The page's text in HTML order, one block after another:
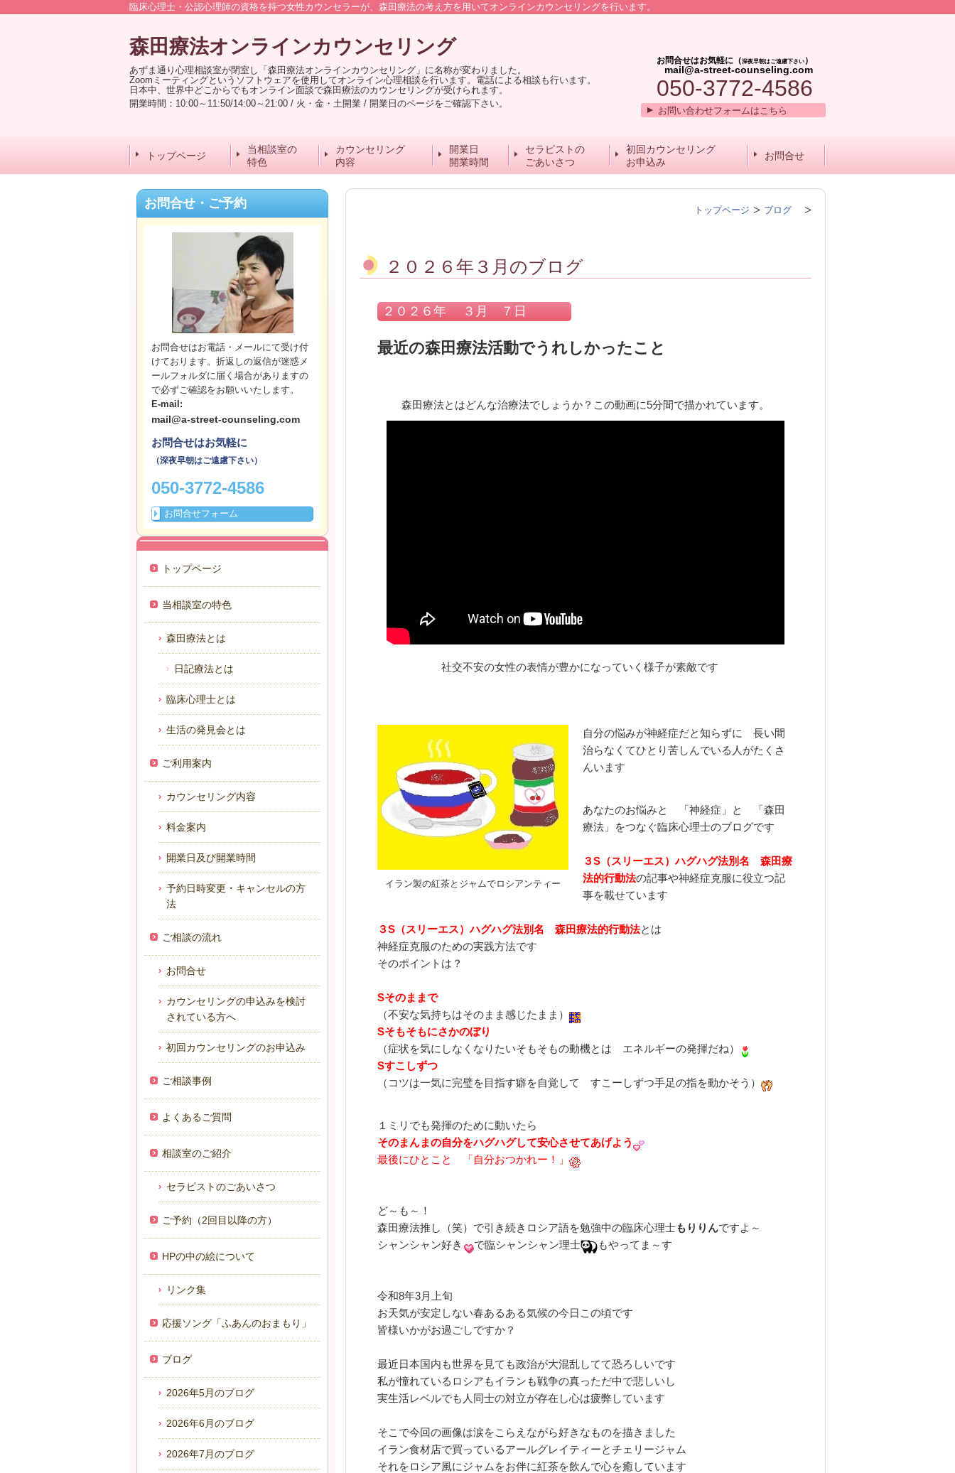
臨床心理士・公認心理師の資格を持つ女性カウンセラーが、森田療法の考え方を用いてオンラインカウンセリングを行います。
森田療法オンラインカウンセリング
あずま通り心理相談室が閉室し「森田療法オンラインカウンセリング」に名称が変わりました。
Zoomミーティングというソフトウェアを使用してオンライン心理相談を行います。電話による相談も行います。
日本中、世界中どこからでもオンライン面談で森田療法のカウンセリングが受けられます。
開業時間：10:00～11:50/14:00～21:00 / 火・金・土開業 / 開業日のページをご確認下さい。
お問合せはお気軽に（深夜早朝はご遠慮下さい）
mail@a-street-counseling.com
050-3772-4586
お問い合わせフォームはこちら
トップページ
当相談室の
特色
カウンセリング
内容
開業日
開業時間
セラピストの
ごあいさつ
初回カウンセリング
お申込み
お問合せ
トップページ ブログ
２０２６年３月のブログ
２０２６年 ３月 ７日
最近の森田療法活動でうれしかったこと
森田療法とはどんな治療法でしょうか？この動画に5分間で描かれています。
社交不安の女性の表情が豊かになっていく様子が素敵です
イラン製の紅茶とジャムでロシアンティー
自分の悩みが神経症だと知らずに 長い間
治らなくてひとり苦しんでいる人がたくさ
んいます
あなたのお悩みと 「神経症」と 「森田
療法」をつなぐ臨床心理士のブログです
３S（スリーエス）ハグハグ法別名 森田療
法的行動法の記事や神経症克服に役立つ記
事を載せています
３S（スリーエス）ハグハグ法別名 森田療法的行動法とは
神経症克服のための実践方法です
そのポイントは？
Sそのままで
（不安な気持ちはそのまま感じたまま）
Sそもそもにさかのぼり
（症状を気にしなくなりたいそもそもの動機とは エネルギーの発揮だね）
Sすこしずつ
（コツは一気に完璧を目指す癖を自覚して すこーしずつ手足の指を動かそう）
１ミリでも発揮のために動いたら
そのまんまの自分をハグハグして安心させてあげよう
最後にひとこと 「自分おつかれー！」
ど～も～！
森田療法推し（笑）で引き続きロシア語を勉強中の臨床心理士もりりんですよ～
シャンシャン好き
で臨シャンシャン理士 もやってま～す
令和8年3月上旬
お天気が安定しない春あるある気候の今日この頃です
皆様いかがお過ごしですか？
最近日本国内も世界を見ても政治が大混乱してて恐ろしいです
私が憧れているロシアもイランも戦争の真っただ中で悲しいし
実生活レベルでも人同士の対立が存在し心は疲弊しています
そこで今回の画像は涙をこらえながら好きなものを描きました
イラン食材店で買っているアールグレイティーとチェリージャム
それをロシア風にジャムをお伴に紅茶を飲んで心を癒しています
お問合せ・ご予約
お問合せはお電話・メールにて受け付
けております。折返しの返信が迷惑メ
ールフォルダに届く場合がありますの
で必ずご確認をお願いいたします。
E-mail:
mail@a-street-counseling.com
お問合せはお気軽に
（深夜早朝はご遠慮下さい）
050-3772-4586
お問合せフォーム
トップページ
当相談室の特色
森田療法とは
日記療法とは
臨床心理士とは
生活の発見会とは
ご利用案内
カウンセリング内容
料金案内
開業日及び開業時間
予約日時変更・キャンセルの方
法
ご相談の流れ
お問合せ
カウンセリングの申込みを検討
されている方へ
初回カウンセリングのお申込み
ご相談事例
よくあるご質問
相談室のご紹介
セラピストのごあいさつ
ご予約（2回目以降の方）
HPの中の絵について
リンク集
応援ソング「ふあんのおまもり」
ブログ
2026年5月のブログ
2026年6月のブログ
2026年7月のブログ